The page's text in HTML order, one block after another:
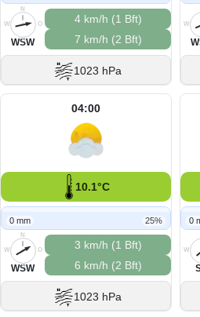
N
O
S
W
WSW
4 km/h (1 Bft)
7 km/h (2 Bft)
1023 hPa
W
04:00
10.1°C
0 mm 25%
N
O
S
W
WSW
3 km/h (1 Bft)
6 km/h (2 Bft)
1023 hPa
0
W